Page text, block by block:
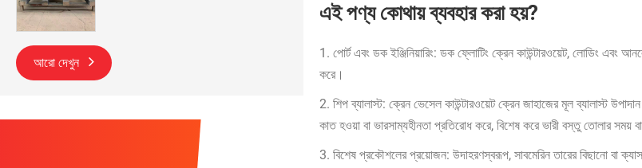
আরো দেখুন
এই পণ্য কোথায় ব্যবহার করা হয়?
1. পোর্ট এবং ডক ইঞ্জিনিয়ারিং: ডক ফ্লোটিং ক্রেন কাউন্টারওয়েট, লোডিং এবং
করে।
2. শিপ ব্যালাস্ট: ক্রেন ভেসেল কাউন্টারওয়েট ক্রেন জাহাজের মূল ব্যালাস্ট
কাত হওয়া বা ভারসাম্যহীনতা প্রতিরোধ করে, বিশেষ করে ভারী বস্তু তোলার
3. বিশেষ প্রকৌশলের প্রয়োজন: উদাহরণস্বরূপ, সাবমেরিন তারের বিছানো বা